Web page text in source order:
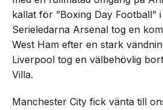
kallat för ”Boxing Day Football”
Serieledarna Arsenal tog en
West Ham efter en stark
Liverpool tog en välbehövlig
Villa.
Manchester City fick vänta till